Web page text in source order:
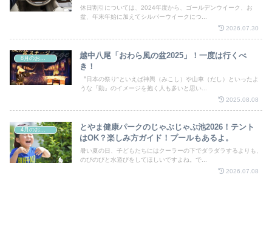
休日割引については、2024年度から、ゴールデンウイーク、お
盆、年末年始に加えてシルバーウイークにつ...
2026.07.30
8月のお祭り
越中八尾「おわら風の盆2025」！一度は行くべ
き！
〝日本の祭り″といえば神輿（みこし）や山車（だし）といったよ
うな『動』のイメージを抱く人も多いと思い...
2025.08.08
4月のお祭り
とやま健康パークのじゃぶじゃぶ池2026！テント
はOK？楽しみ方ガイド！プールもあるよ。
暑い夏の日、子どもたちにはクーラーの下でダラダラするよりも、
のびのびと水遊びをしてほしいですよね。で...
2026.07.08